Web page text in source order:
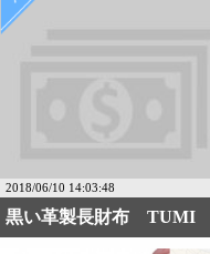
2018/06/10 14:03:48
黒い革製長財布 TUMI